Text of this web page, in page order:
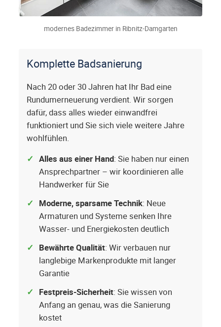
modernes Badezimmer in Ribnitz-Damgarten
Komplette Badsanierung
Nach 20 oder 30 Jahren hat Ihr Bad eine
Rundumerneuerung verdient. Wir sorgen
dafür, dass alles wieder einwandfrei
funktioniert und Sie sich viele weitere Jahre
wohlfühlen.
Alles aus einer Hand: Sie haben nur einen
Ansprechpartner – wir koordinieren alle
Handwerker für Sie
Moderne, sparsame Technik: Neue
Armaturen und Systeme senken Ihre
Wasser- und Energiekosten deutlich
Bewährte Qualität: Wir verbauen nur
langlebige Markenprodukte mit langer
Garantie
Festpreis-Sicherheit: Sie wissen von
Anfang an genau, was die Sanierung
kostet